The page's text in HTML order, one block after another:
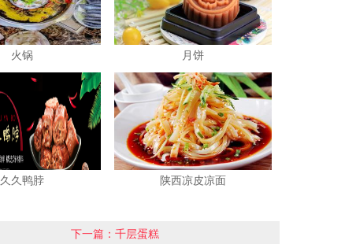
火锅 月饼
久久鸭脖 陕西凉皮凉面
下一篇：千层蛋糕